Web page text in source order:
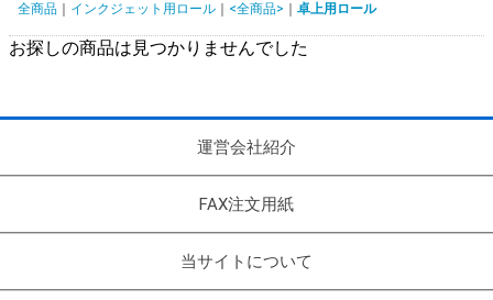
全商品 インクジェット用ロール <全商品> 卓上用ロール
お探しの商品は見つかりませんでした
運営会社紹介
FAX注文用紙
当サイトについて